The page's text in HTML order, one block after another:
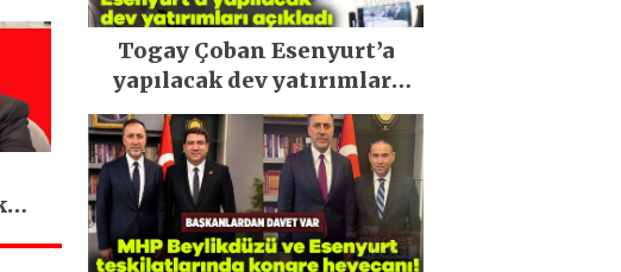
Togay Çoban Esenyurt’a
yapılacak dev yatırımları
açıkladı